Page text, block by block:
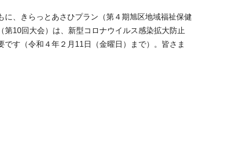
、きらっとあさひプラン（第４期旭区地域福祉保健
10回大会）は、新型コロナウイルス感染拡大防止
す（令和４年２月11日（金曜日）まで）。皆さま